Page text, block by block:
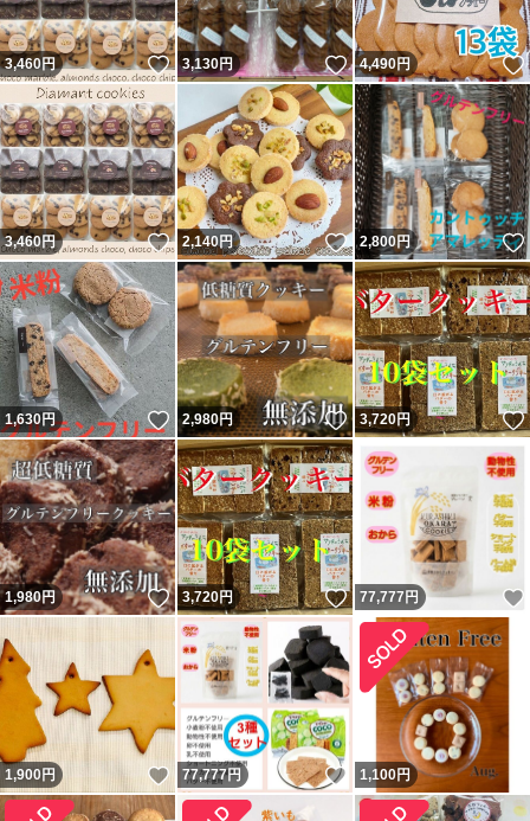
3,460円 いいね！
3,130円 いいね！
4,490円
3,460円 いいね！
2,140円 いいね！
2,800円
1,630円 いいね！
2,980円 いいね！
3,720円
1,980円 いいね！
3,720円 いいね！
77,777 円
1,900円 いいね！
77,777円 いいね！
1,100円